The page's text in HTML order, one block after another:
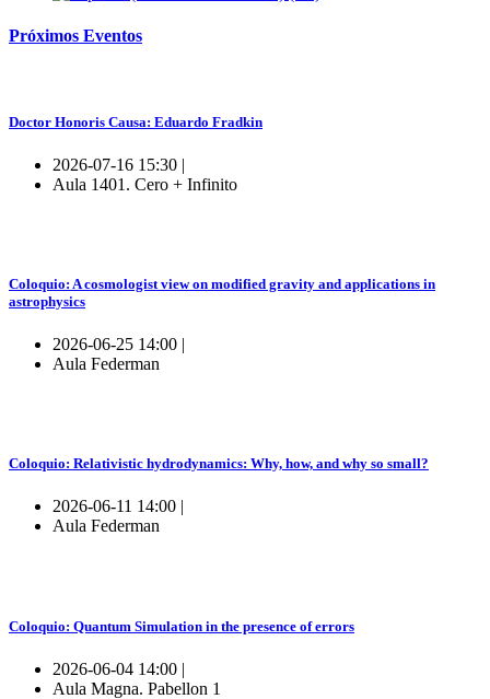
Próximos Eventos
Doctor Honoris Causa: Eduardo Fradkin
2026-07-16 15:30 |
Aula 1401. Cero + Infinito
Coloquio: A cosmologist view on modified gravity and applications in
astrophysics
2026-06-25 14:00 |
Aula Federman
Coloquio: Relativistic hydrodynamics: Why, how, and why so small?
2026-06-11 14:00 |
Aula Federman
Coloquio: Quantum Simulation in the presence of errors
2026-06-04 14:00 |
Aula Magna. Pabellon 1